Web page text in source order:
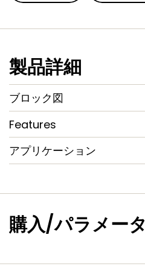
製品詳細
ブロック図
Features
アプリケーション
購入/パラメータ